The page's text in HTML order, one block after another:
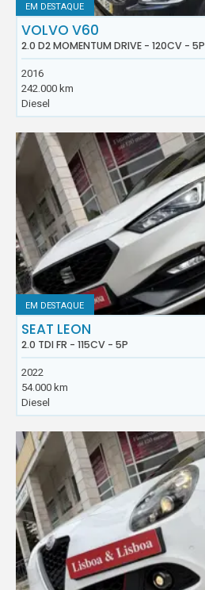
EM DESTAQUE
VOLVO V60
2.0 D2 MOMENTUM DRIVE - 120CV - 5P
2016
242.000 km
Diesel
EM DESTAQUE
SEAT LEON
2.0 TDI FR - 115CV - 5P
2022
54.000 km
Diesel